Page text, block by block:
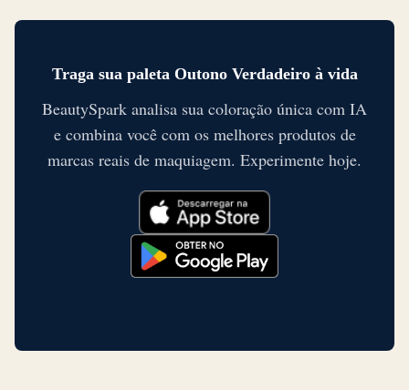
Traga sua paleta Outono Verdadeiro à vida
BeautySpark analisa sua coloração única com IA
e combina você com os melhores produtos de
marcas reais de maquiagem. Experimente hoje.